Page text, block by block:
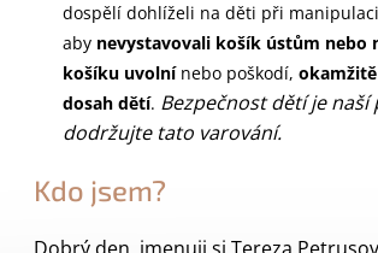
dospělí dohlíželi na děti při
aby nevystavovali košík ústům nebo
košíku uvolní nebo poškodí,
dosah dětí. Bezpečnost dětí je
dodržujte tato varování.
Kdo jsem?